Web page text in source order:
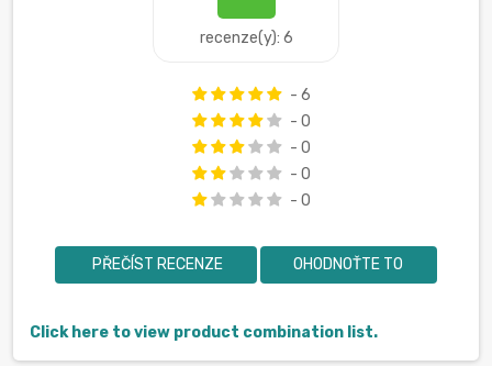
recenze(y): 6
- 6
- 0
- 0
- 0
- 0
PŘEČÍST RECENZE OHODNOŤTE TO
Click here to view product combination list.